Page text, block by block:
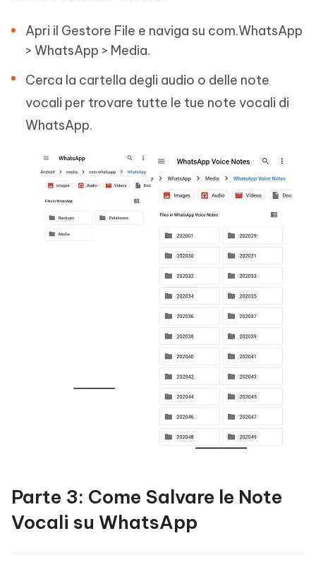
Apri il Gestore File e naviga su com.WhatsApp
> WhatsApp > Media.
Cerca la cartella degli audio o delle note
vocali per trovare tutte le tue note vocali di
WhatsApp.
Parte 3: Come Salvare le Note
Vocali su WhatsApp